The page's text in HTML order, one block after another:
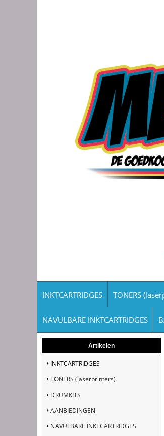
INKTCARTRIDGES TONERS
NAVULBARE INKTCARTRIDGES
Artikelen
INKTCARTRIDGES
TONERS (laserprinters)
DRUMKITS
AANBIEDINGEN
NAVULBARE INKTCARTRIDGES